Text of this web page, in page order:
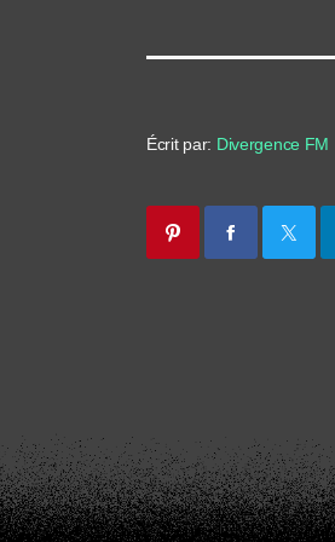
Écrit par: Divergence FM